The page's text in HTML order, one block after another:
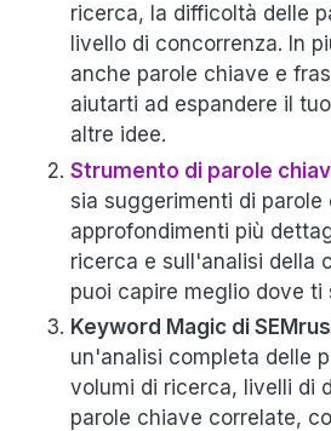
ricerca, la difficoltà delle
livello di concorrenza. In
anche parole chiave e
aiutarti ad espandere il
altre idee.
Strumento di parole
sia suggerimenti di parole
approfondimenti più
ricerca e sull'analisi della
puoi capire meglio dove ti
Keyword Magic di
un'analisi completa delle
volumi di ricerca, livelli di
parole chiave correlate,